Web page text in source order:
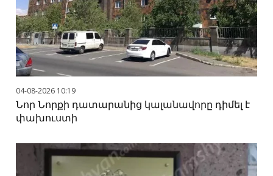
04-08-2026 10:19
Նոր Նորքի դատարանից կալանավորը դիմել է
փախուստի